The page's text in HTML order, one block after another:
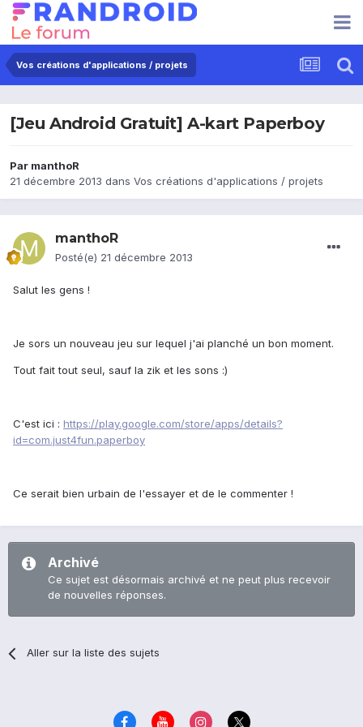
Vos créations d'applications / projets
[Jeu Android Gratuit] A-kart Paperboy
Par manthoR
21 décembre 2013 dans Vos créations d'applications / projets
manthoR
Posté(e) 21 décembre 2013
Salut les gens !
Je sors un nouveau jeu sur lequel j'ai planché un bon moment.
Tout fait tout seul, sauf la zik et les sons :)
C'est ici : https://play.google.com/store/apps/details?
id=com.just4fun.paperboy
Ce serait bien urbain de l'essayer et de le commenter !
Archivé
Ce sujet est désormais archivé et ne peut plus recevoir
de nouvelles réponses.
Aller sur la liste des sujets